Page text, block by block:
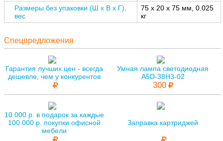
Размеры без упаковки (Ш x В x Г),
вес
75 x 20 x 75 мм, 0.025
кг
Спецпредложения
Гарантия лучших цен - всегда
дешевле, чем у конкурентов
Умная лампа светодиодная
A5D-38H3-02
300
10 000 р. в подарок за каждые
100 000 р. покупки офисной
мебели
Заправка картриджей